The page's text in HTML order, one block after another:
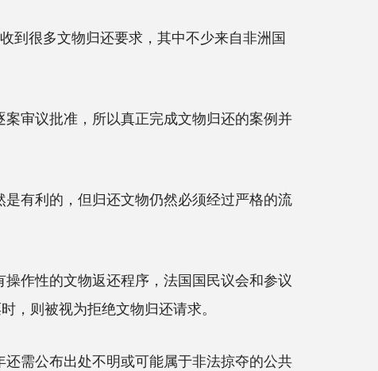
很多文物归还要求，其中不少来自非洲国
审议批准，所以真正完成文物归还的案例并
有利的，但归还文物仍然必须经过严格的流
作性的文物返还程序，法国国民议会和参议
，则被视为拒绝文物归还请求。
需公布出处不明或可能属于非法掠夺的公共